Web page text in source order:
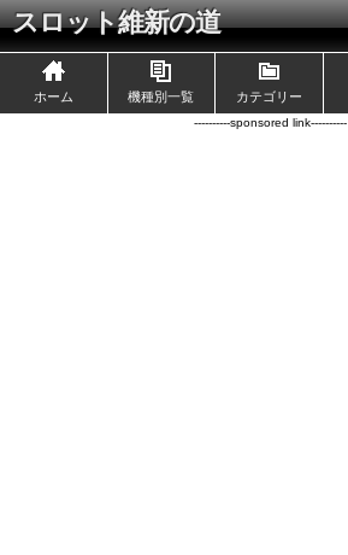
スロット維新の道
ホーム 機種別一覧 カテゴリー
----------sponsored link----------